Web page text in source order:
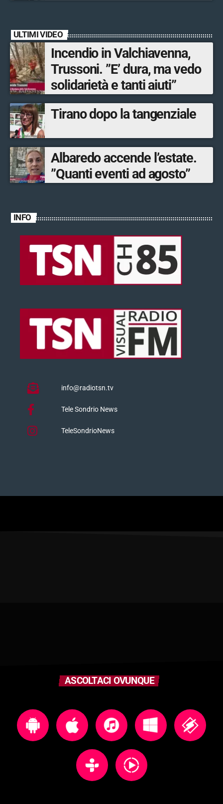
musica dal vivo
ULTIMI VIDEO
Incendio in Valchiavenna,
Trussoni. ”E’ dura, ma vedo
solidarietà e tanti aiuti”
Tirano dopo la tangenziale
Albaredo accende l’estate.
”Quanti eventi ad agosto”
INFO
info@radiotsn.tv
Tele Sondrio News
TeleSondrioNews
ASCOLTACI OVUNQUE